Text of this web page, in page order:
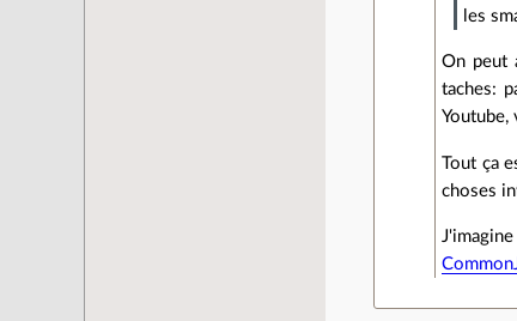
les
On peut
taches:
Youtube,
Tout ça
choses